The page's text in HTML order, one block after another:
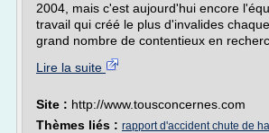
2004, mais c'est aujourd'hui encore
travail qui créé le plus d'invalides
grand nombre de contentieux en
Lire la suite
Site : http://www.tousconcernes.com
Thèmes liés : rapport d'accident chute de